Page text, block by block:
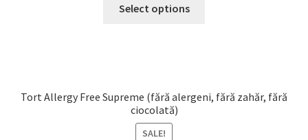
Select options
Tort Allergy Free Supreme (fără alergeni, fără zahăr, fără
ciocolată)
SALE!